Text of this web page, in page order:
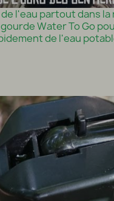
l'eau partout dans la
Water To Go
de l'eau